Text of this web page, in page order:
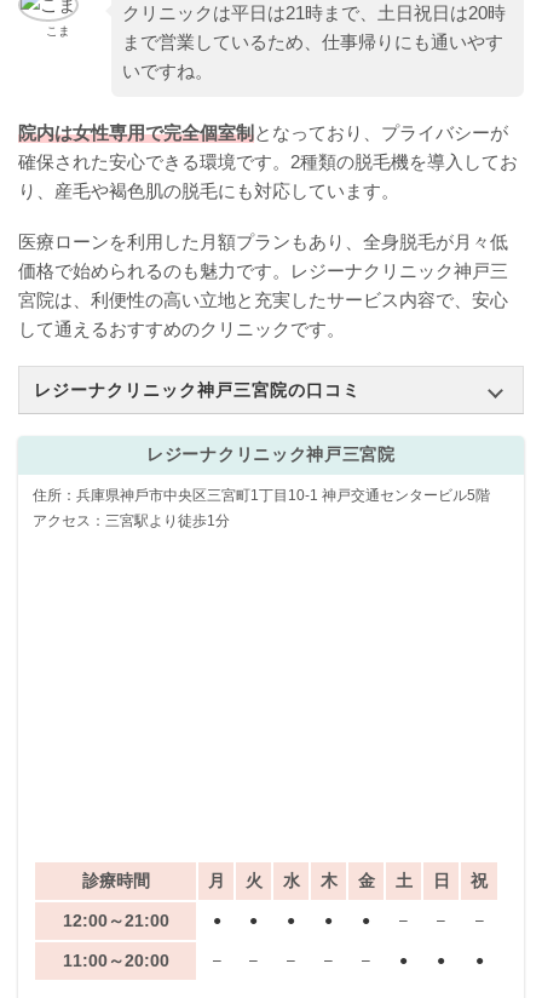
こま
クリニックは平日は21時まで、土日祝日は20時
まで営業しているため、仕事帰りにも通いやす
いですね。
院内は女性専用で完全個室制 となっており、プライバシーが
確保された安心できる環境です。2種類の脱毛機を導入してお
り、産毛や褐色肌の脱毛にも対応しています。
医療ローンを利用した月額プランもあり、全身脱毛が月々低
価格で始められるのも魅力です。レジーナクリニック神戸三
宮院は、利便性の高い立地と充実したサービス内容で、安心
して通えるおすすめのクリニックです。
レジーナクリニック神戸三宮院の口コミ
レジーナクリニック神戸三宮院
住所：兵庫県神⼾市中央区三宮町1丁目10-1 神戸交通センタービル5階
アクセス：三宮駅より徒歩1分
診療時間 月 火 水 木 金 土 日 祝
12:00～21:00 ● ● ● ● ● – – –
11:00～20:00 – – – – – ● ● ●